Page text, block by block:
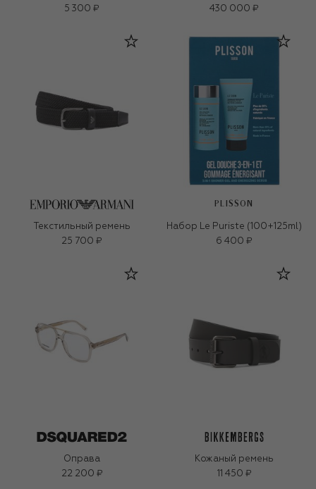
5 300 ₽
430 000 ₽
Текстильный ремень
25 700 ₽
PLISSON
Набор Le Puriste (100+125ml)
6 400 ₽
Оправа
22 200 ₽
Кожаный ремень
11 450 ₽